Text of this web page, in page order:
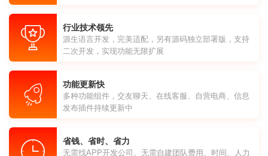
行业技术领先
源生语言开发，完美适配，另有源码独立部署版，支持
二次开发，实现功能无限扩展
功能更新快
多种功能组件，交友聊天、在线客服、自营电商、信息
发布插件持续更新中
省钱、省时、省力
无需找APP开发公司、无需自建团队费用、时间、人力